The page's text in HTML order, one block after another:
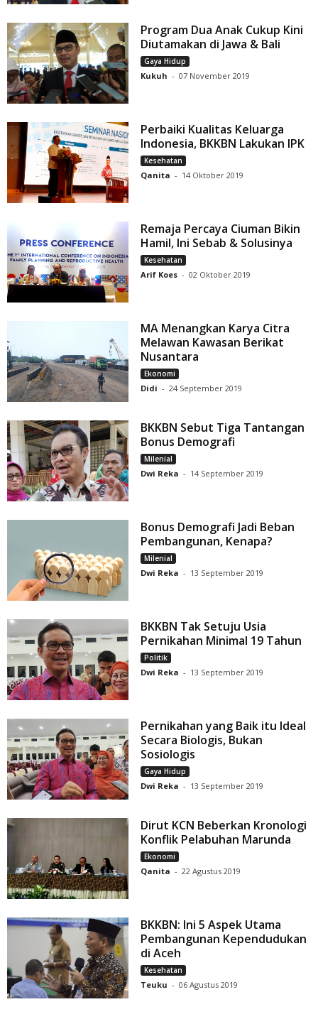
Program Dua Anak Cukup Kini
Diutamakan di Jawa & Bali
Gaya Hidup
Kukuh - 07 November 2019
Perbaiki Kualitas Keluarga
Indonesia, BKKBN Lakukan IPK
Kesehatan
Qanita - 14 Oktober 2019
Remaja Percaya Ciuman Bikin
Hamil, Ini Sebab & Solusinya
Kesehatan
Arif Koes - 02 Oktober 2019
MA Menangkan Karya Citra
Melawan Kawasan Berikat
Nusantara
Ekonomi
Didi - 24 September 2019
BKKBN Sebut Tiga Tantangan
Bonus Demografi
Milenial
Dwi Reka - 14 September 2019
Bonus Demografi Jadi Beban
Pembangunan, Kenapa?
Milenial
Dwi Reka - 13 September 2019
BKKBN Tak Setuju Usia
Pernikahan Minimal 19 Tahun
Politik
Dwi Reka - 13 September 2019
Pernikahan yang Baik itu Ideal
Secara Biologis, Bukan
Sosiologis
Gaya Hidup
Dwi Reka - 13 September 2019
Dirut KCN Beberkan Kronologi
Konflik Pelabuhan Marunda
Ekonomi
Qanita - 22 Agustus 2019
BKKBN: Ini 5 Aspek Utama
Pembangunan Kependudukan
di Aceh
Kesehatan
Teuku - 06 Agustus 2019